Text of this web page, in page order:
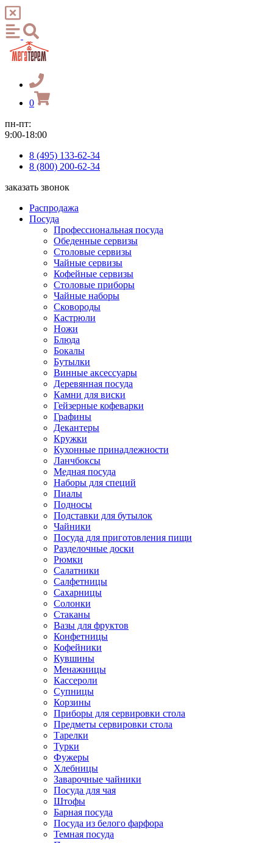
0
пн-пт:
9:00-18:00
8 (495) 133-62-34
8 (800) 200-62-34
заказать звонок
Распродажа
Посуда
Профессиональная посуда
Обеденные сервизы
Столовые сервизы
Чайные сервизы
Кофейные сервизы
Столовые приборы
Чайные наборы
Сковороды
Кастрюли
Ножи
Блюда
Бокалы
Бутылки
Винные аксессуары
Деревянная посуда
Камни для виски
Гейзерные кофеварки
Графины
Декантеры
Кружки
Кухонные принадлежности
Ланчбоксы
Медная посуда
Наборы для специй
Пиалы
Подносы
Подставки для бутылок
Чайники
Посуда для приготовления пищи
Разделочные доски
Рюмки
Салатники
Салфетницы
Сахарницы
Солонки
Стаканы
Вазы для фруктов
Конфетницы
Кофейники
Кувшины
Менажницы
Кассероли
Супницы
Корзины
Приборы для сервировки стола
Предметы сервировки стола
Тарелки
Турки
Фужеры
Хлебницы
Заварочные чайники
Посуда для чая
Штофы
Барная посуда
Посуда из белого фарфора
Темная посуда